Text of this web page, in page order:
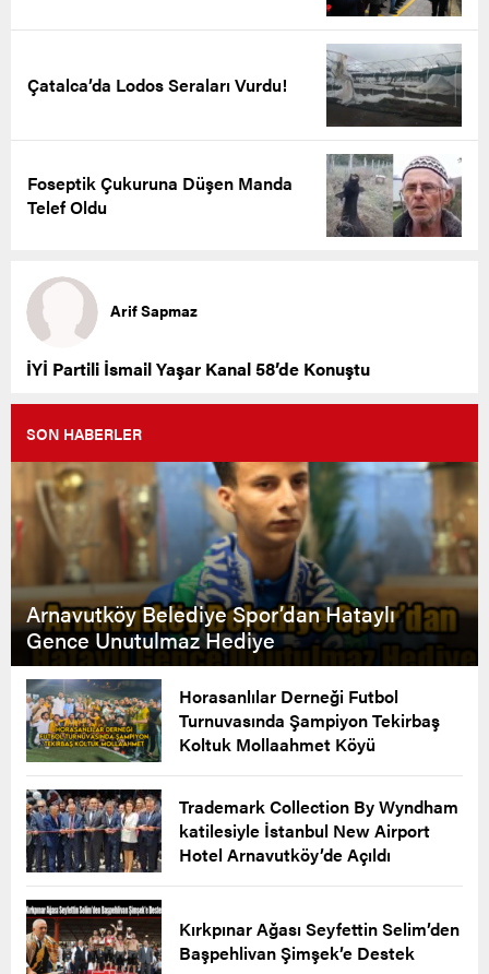
Çatalca’da Lodos Seraları Vurdu!
Foseptik Çukuruna Düşen Manda
Telef Oldu
Arif Sapmaz
İYİ Partili İsmail Yaşar Kanal 58’de Konuştu
SON HABERLER
Arnavutköy Belediye Spor’dan Hataylı
Gence Unutulmaz Hediye
Horasanlılar Derneği Futbol
Turnuvasında Şampiyon Tekirbaş
Koltuk Mollaahmet Köyü
Trademark Collection By Wyndham
katilesiyle İstanbul New Airport
Hotel Arnavutköy’de Açıldı
Kırkpınar Ağası Seyfettin Selim’den
Başpehlivan Şimşek’e Destek